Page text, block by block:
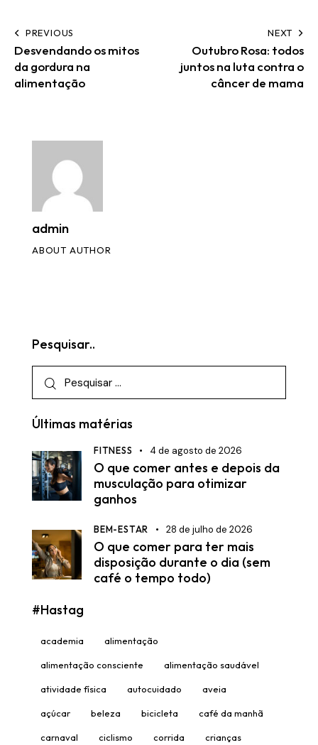
PREVIOUS
Desvendando os mitos
da gordura na
alimentação
NEXT
Outubro Rosa: todos
juntos na luta contra o
câncer de mama
admin
ABOUT AUTHOR
Pesquisar..
Últimas matérias
FITNESS 4 de agosto de 2026
O que comer antes e depois da
musculação para otimizar
ganhos
BEM-ESTAR 28 de julho de 2026
O que comer para ter mais
disposição durante o dia (sem
café o tempo todo)
#Hastag
academia alimentação
alimentação consciente alimentação saudável
atividade física autocuidado aveia
açúcar beleza bicicleta café da manhã
carnaval ciclismo corrida crianças